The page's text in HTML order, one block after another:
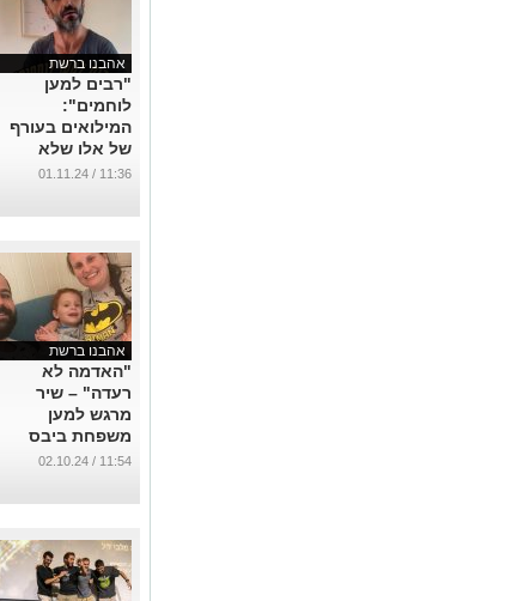
אהבנו ברשת
"רבים למען
לוחמים":
המילואים בעורף
של אלו שלא
מגוייסים - קורע
...
11:36 / 01.11.24
אהבנו ברשת
"האדמה לא
רעדה" – שיר
מרגש למען
משפחת ביבס
שעדיין בשבי
...
11:54 / 02.10.24